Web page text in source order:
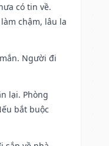
có tin về.
chậm, lâu la
Người đi
lại. Phòng
bắt buộc